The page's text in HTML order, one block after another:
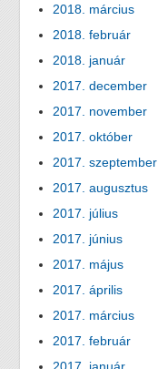
2018. március
2018. február
2018. január
2017. december
2017. november
2017. október
2017. szeptember
2017. augusztus
2017. július
2017. június
2017. május
2017. április
2017. március
2017. február